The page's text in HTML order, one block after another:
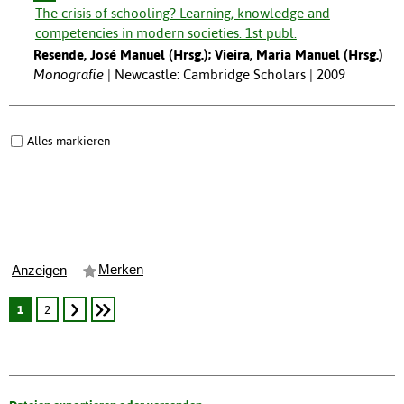
The crisis of schooling? Learning, knowledge and
competencies in modern societies. 1st publ.
Resende, José Manuel (Hrsg.); Vieira, Maria Manuel (Hrsg.)
Monografie
Newcastle: Cambridge Scholars | 2009
Alles markieren
Anzeigen Merken
1 2